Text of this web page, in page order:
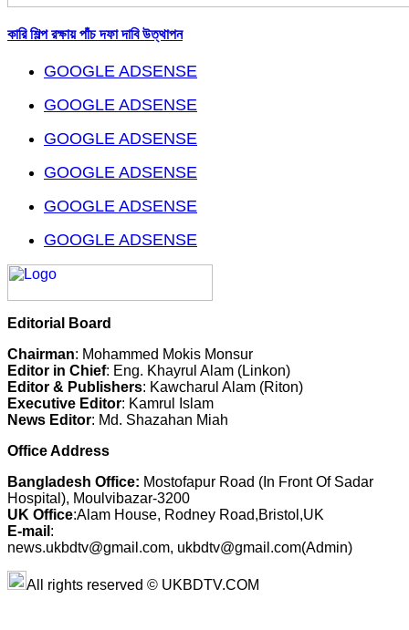
কারি শিল্প রক্ষায় পাঁচ দফা দাবি উত্থাপন
GOOGLE ADSENSE
GOOGLE ADSENSE
GOOGLE ADSENSE
GOOGLE ADSENSE
GOOGLE ADSENSE
GOOGLE ADSENSE
Editorial Board
Chairman: Mohammed Mokis Monsur
Editor in Chief: Eng. Khayrul Alam (Linkon)
Editor & Publishers: Kawcharul Alam (Riton)
Executive Editor: Kamrul Islam
News Editor: Md. Shazahan Miah
Office Address
Bangladesh Office: Mostofapur Road (In Front Of Sadar
Hospital), Moulvibazar-3200
UK Office:Alam House, Rodney Road,Bristol,UK
E-mail :
news.ukbdtv@gmail.com, ukbdtv@gmail.com(Admin)
All rights reserved © UKBDTV.COM